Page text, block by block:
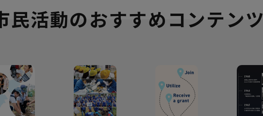
民活動のおすすめコンテンツ